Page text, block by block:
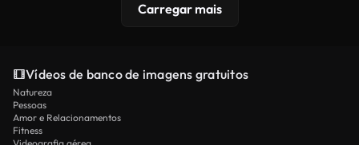
Carregar mais
Vídeos de banco de imagens gratuitos
Natureza
Pessoas
Amor e Relacionamentos
Fitness